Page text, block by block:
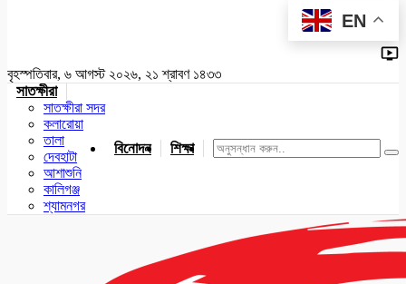
EN
বৃহস্পতিবার, ৬ আগস্ট ২০২৬, ২১ শ্রাবণ ১৪৩৩
সাতক্ষীরা
সাতক্ষীরা সদর
কলারোয়া
তালা
দেবহাটা
আশাশুনি
কালিগঞ্জ
শ্যামনগর
বিনোদন শিক্ষা খেলাধুলা জাতীয় যশোর